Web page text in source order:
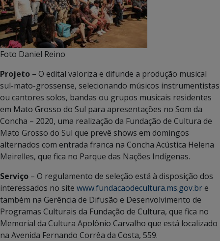
Foto Daniel Reino
Projeto – O edital valoriza e difunde a produção musical
sul-mato-grossense, selecionando músicos instrumentistas
ou cantores solos, bandas ou grupos musicais residentes
em Mato Grosso do Sul para apresentações no Som da
Concha – 2020, uma realização da Fundação de Cultura de
Mato Grosso do Sul que prevê shows em domingos
alternados com entrada franca na Concha Acústica Helena
Meirelles, que fica no Parque das Nações Indígenas.
Serviço – O regulamento de seleção está à disposição dos
interessados no site www.fundacaodecultura.ms.gov.bre
também na Gerência de Difusão e Desenvolvimento de
Programas Culturais da Fundação de Cultura, que fica no
Memorial da Cultura Apolônio Carvalho que está localizado
na Avenida Fernando Corrêa da Costa, 559.